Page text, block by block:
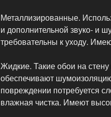
Металлизированные.
и дополнительной звуко- и
требовательны к уходу.
Жидкие. Такие обои на
обеспечивают
повреждении потребуется
влажная чистка. Имеют